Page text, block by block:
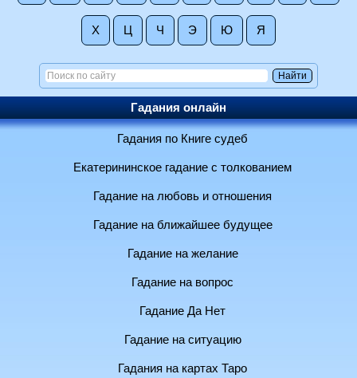
Х Ц Ч Э Ю Я
Гадания онлайн
Гадания по Книге судеб
Екатерининское гадание с толкованием
Гадание на любовь и отношения
Гадание на ближайшее будущее
Гадание на желание
Гадание на вопрос
Гадание Да Нет
Гадание на ситуацию
Гадания на картах Таро